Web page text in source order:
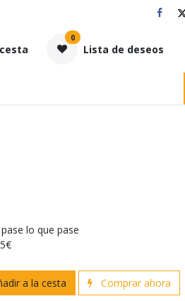
0
Lista de deseos
lo que pase
a la cesta Comprar ahora